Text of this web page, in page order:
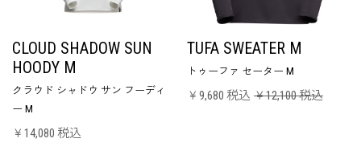
CLOUD SHADOW SUN
HOODY M
クラウド シャドウ サン フーディ
ー M
￥14,080 税込
TUFA SWEATER M
トゥーファ セーター M
￥9,680 税込 ￥12,100 税込